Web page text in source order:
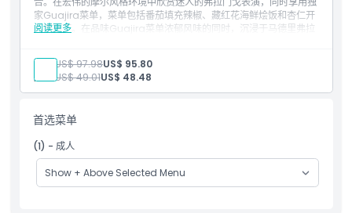
家Guajira菜单，菜单包括番茄填充辣椒、藏红花海鲜烩饭和杏仁开
心果布丁。在品味Guajira菜单浓郁风味的同时，沉浸于马德里弗拉
阅读更多
成人: US$ 97.98US$ 95.80
儿童: US$ 49.01US$ 48.48
首选菜单
(1) - 成人